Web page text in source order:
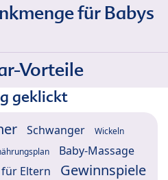
für Babys
Vorteile
geklickt
Schwanger Wickeln
Baby-Massage
Eltern
Gewinnspiele